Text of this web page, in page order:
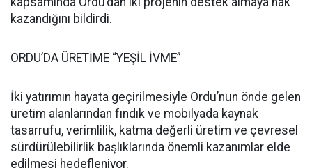
kazandığını bildirdi.
ORDU’DA ÜRETİME “YEŞİL İVME”
İki yatırımın hayata geçirilmesiyle Ordu’nun önde gelen
üretim alanlarından fındık ve mobilyada kaynak
tasarrufu, verimlilik, katma değerli üretim ve çevresel
sürdürülebilirlik başlıklarında önemli kazanımlar elde
edilmesi hedefleniyor.